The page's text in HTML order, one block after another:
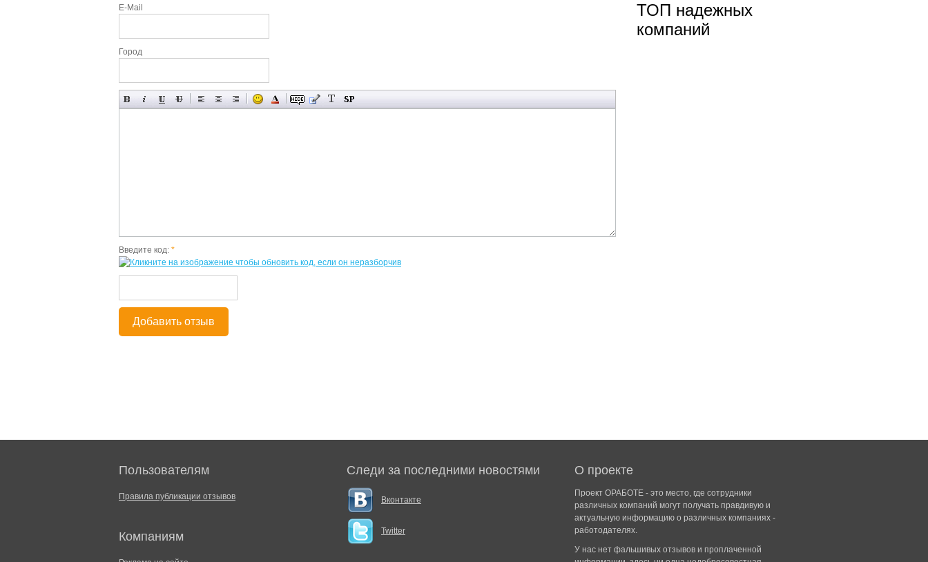
E-Mail
Город
Введите код: *
Добавить отзыв
ТОП надежных
компаний
Пользователям
Правила публикации отзывов
Компаниям
Следи за последними новостями
Вконтакте
Twitter
О проекте
Проект ОРАБОТЕ - это место, где сотрудники
различных компаний могут получать правдивую и
актуальную информацию о различных компаниях -
работодателях.
У нас нет фальшивых отзывов и проплаченной